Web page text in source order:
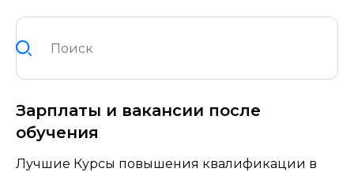
Зарплаты и вакансии после
обучения
Лучшие Курсы повышения квалификации в